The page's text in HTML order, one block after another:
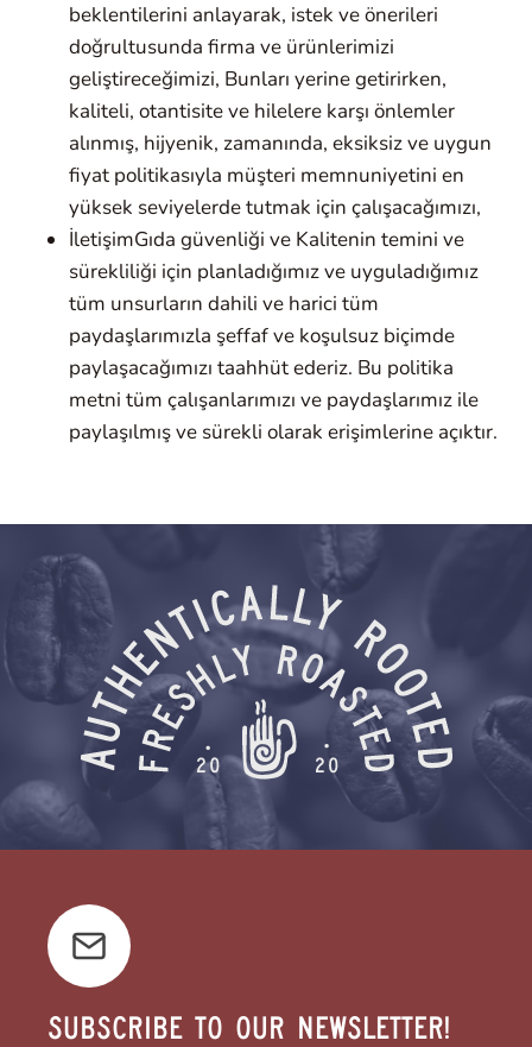
beklentilerini anlayarak, istek ve önerileri
doğrultusunda firma ve ürünlerimizi
geliştireceğimizi, Bunları yerine getirirken,
kaliteli, otantisite ve hilelere karşı önlemler
alınmış, hijyenik, zamanında, eksiksiz ve uygun
fiyat politikasıyla müşteri memnuniyetini en
yüksek seviyelerde tutmak için çalışacağımızı,
İletişimGıda güvenliği ve Kalitenin temini ve
sürekliliği için planladığımız ve uyguladığımız
tüm unsurların dahili ve harici tüm
paydaşlarımızla şeffaf ve koşulsuz biçimde
paylaşacağımızı taahhüt ederiz. Bu politika
metni tüm çalışanlarımızı ve paydaşlarımız ile
paylaşılmış ve sürekli olarak erişimlerine açıktır.
SUBSCRIBE TO OUR NEWSLETTER!